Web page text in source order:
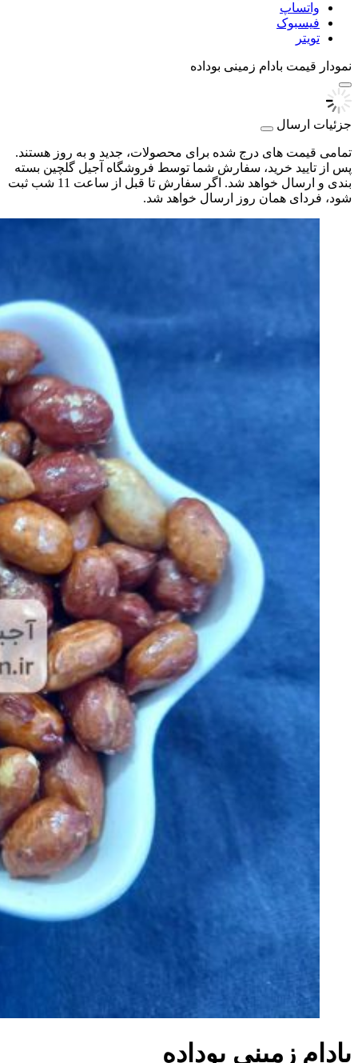
واتساپ
فیسبوک
تویتر
نمودار قیمت بادام زمینی بوداده
جزئیات ارسال
تمامی قیمت های درج شده برای محصولات، جدید و به روز هستند.
پس از تایید خرید، سفارش شما توسط فروشگاه آجیل گلچین بسته
بندی و ارسال خواهد شد. اگر سفارش تا قبل از ساعت 11 شب ثبت
شود، فردای همان روز ارسال خواهد شد.
بادام زمینی بوداده